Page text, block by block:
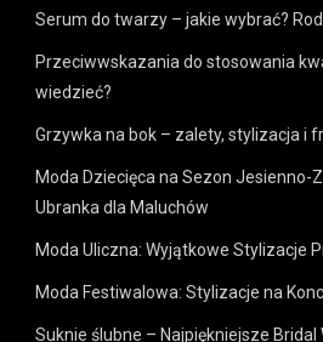
Serum do twarzy – jakie wybrać?
Przeciwwskazania do stosowania
wiedzieć?
Grzywka na bok – zalety, stylizacja i
Moda Dziecięca na Sezon Jesienno-
Ubranka dla Maluchów
Moda Uliczna: Wyjątkowe Stylizacje
Moda Festiwalowa: Stylizacje na
Suknie ślubne – Najpiękniejsze